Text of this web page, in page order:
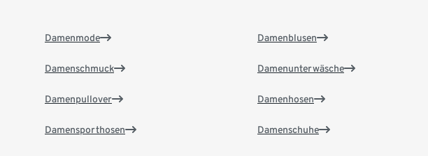
Damenmode
Damenschmuck
Damenpullover
Damensporthosen
Damenblusen
Damenunterwäsche
Damenhosen
Damenschuhe